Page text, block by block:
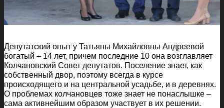
Депутатский опыт у Татьяны Михайловны Андреевой
богатый – 14 лет, причем последние 10 она возглавляет
Колчановский Совет депутатов. Поселение знает, как
собственный двор, поэтому всегда в курсе
происходящего и на центральной усадьбе, и в деревнях.
О проблемах колчановцев тоже знает не понаслышке –
сама активнейшим образом участвует в их решении.